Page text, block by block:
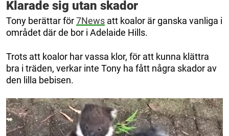
Klarade sig utan skador
Tony berättar för7News att koalor är ganska vanliga i
området där de bor i Adelaide Hills.
Trots att koalor har vassa klor, för att kunna klättra
bra i träden, verkar inte Tony ha fått några skador av
den lilla bebisen.